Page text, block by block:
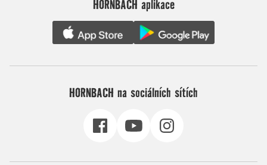
HORNBACH aplikace
HORNBACH na sociálních sítích